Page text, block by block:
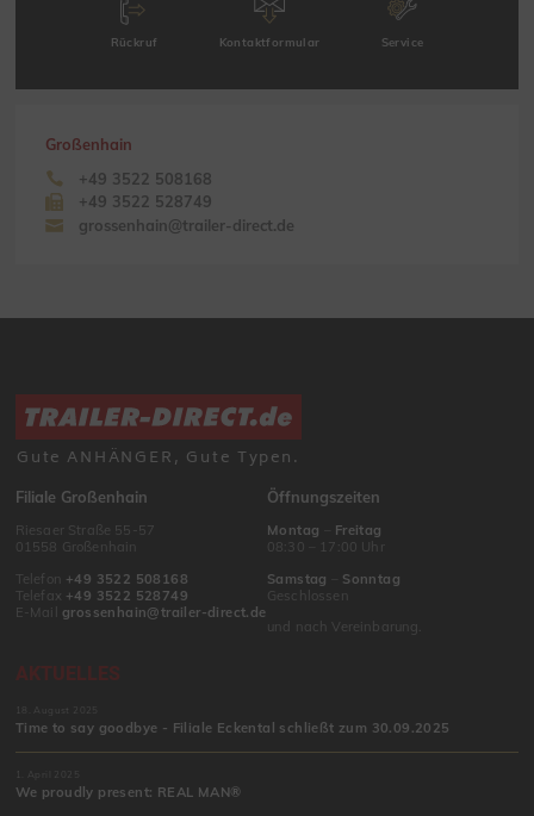
Rückruf Kontaktformular Service
Großenhain
+49 3522 508168
+49 3522 528749
grossenhain@trailer-direct.de
Gute ANHÄNGER, Gute Typen.
Filiale Großenhain
Riesaer Straße 55-57
01558 Großenhain
Telefon +49 3522 508168
Telefax +49 3522 528749
E-Mail grossenhain@trailer-direct.de
Öffnungszeiten
Montag
Freitag
08:30 – 17:00 Uhr
Samstag
Sonntag
Geschlossen
und nach Vereinbarung.
AKTUELLES
18. August 2025
Time to say goodbye - Filiale Eckental schließt zum 30.09.2025
1. April 2025
We proudly present: REAL MAN®